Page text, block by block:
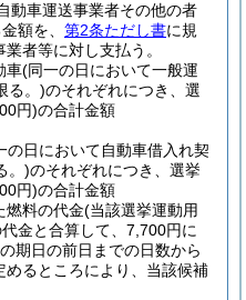
動車運送事業者その他の者
額を、 第2条ただし書に規
者等に対し支払う。
車(同一の日において一般運
る。)のそれぞれにつき、選
円)の合計金額
の日において自動車借入れ契
。)のそれぞれにつき、選挙
円)の合計金額
燃料の代金(当該選挙運動用
金と合算して、7,700円に
期日の前日までの日数から
るところにより、当該候補